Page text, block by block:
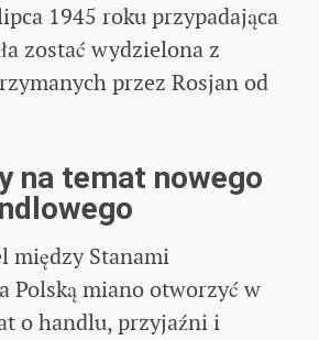
1945 roku przypadająca
zostać wydzielona z
przez Rosjan od
na temat nowego
między Stanami
Polską miano otworzyć w
o handlu, przyjaźni i